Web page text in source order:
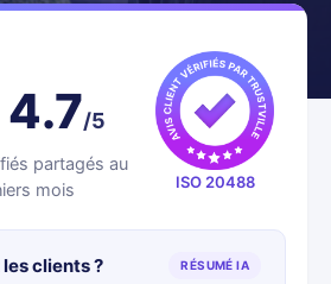
4.7/5
partagés au
mois
ISO 20488
clients ? RÉSUMÉ IA